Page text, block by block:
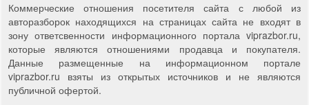
Коммерческие отношения посетителя сайта с любой из
авторазборок находящихся на страницах сайта не входят в
зону ответсвенности информационного портала viprazbor.ru,
которые являются отношениями продавца и покупателя.
Данные размещенные на информационном портале
viprazbor.ru взяты из открытых источников и не являются
публичной офертой.